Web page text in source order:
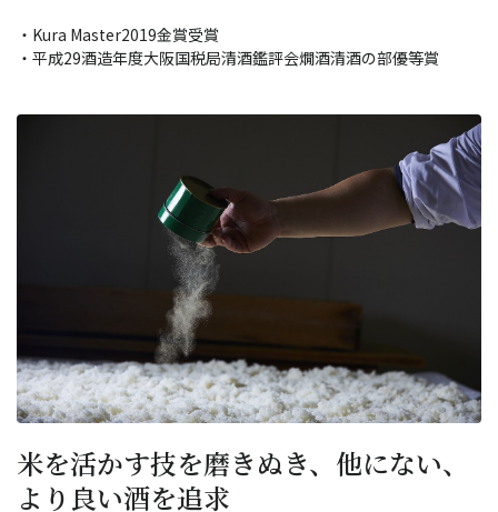
・Kura Master2019金賞受賞
・平成29酒造年度大阪国税局清酒鑑評会燗酒清酒の部優等賞
米を活かす技を磨きぬき、他にない、
より良い酒を追求